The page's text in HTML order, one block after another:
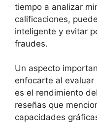
tiempo a analizar
calificaciones,
inteligente y evitar
fraudes.
Un aspecto
enfocarte al evaluar
es el rendimiento
reseñas que
capacidades